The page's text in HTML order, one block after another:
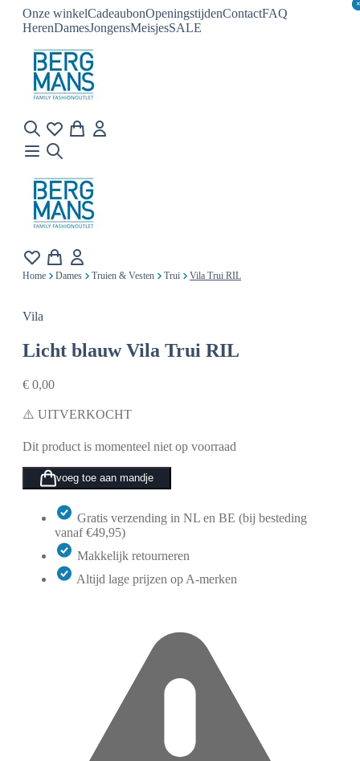
Onze winkelCadeaubonOpeningstijdenContactFAQ
HerenDamesJongensMeisjesSALE
×
×
Home Dames Truien & Vesten Trui Vila Trui RIL
Vila
Licht blauw Vila Trui RIL
€ 0,00
⚠️ UITVERKOCHT
Dit product is momenteel niet op voorraad
voeg toe aan mandje
Gratis verzending in NL en BE (bij besteding
vanaf €49,95)
Makkelijk retourneren
Altijd lage prijzen op A-merken